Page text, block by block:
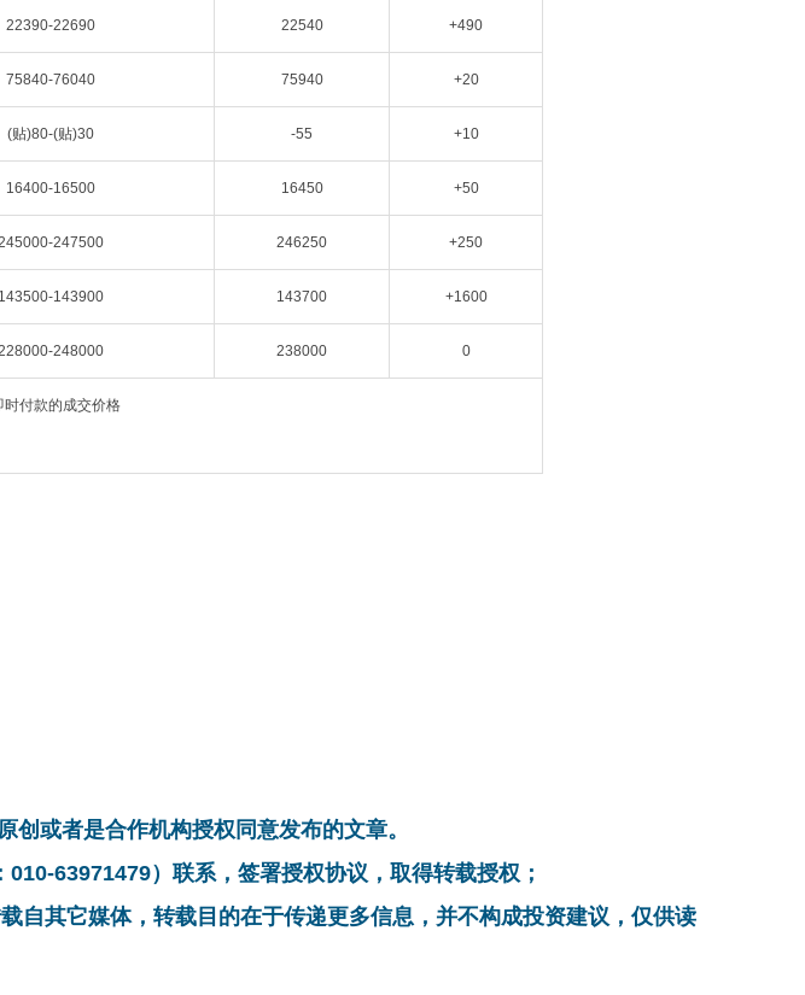
22390-22690 22540 +490
75840-76040 75940 +20
(贴)80-(贴)30 -55 +10
16400-16500 16450 +50
247500 246250 +250
143500-143900 143700 +1600
248000 238000 0
时付款的成交价格
或者是合作机构授权同意发布的文章。
63971479）联系，签署授权协议，取得转载授权；
自其它媒体，转载目的在于传递更多信息，并不构成投资建议，仅供读